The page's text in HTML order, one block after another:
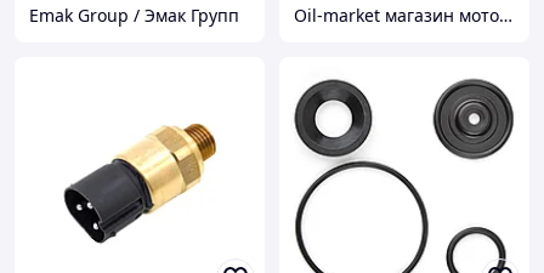
Emak Group / Эмак Групп Oil-market магазин моторных масел и автозапчастей